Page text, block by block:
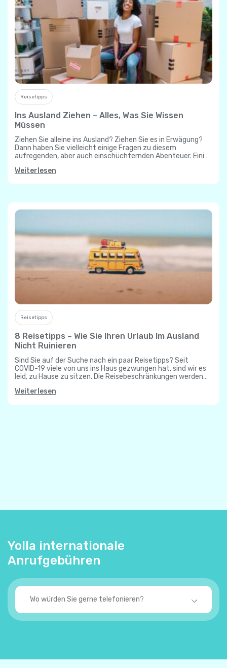
Reisetipps
Ins Ausland Ziehen – Alles, Was Sie Wissen
Müssen
Ziehen Sie alleine ins Ausland? Ziehen Sie es in Erwägung?
Dann haben Sie vielleicht einige Fragen zu diesem
aufregenden, aber auch einschüchternden Abenteuer. Einige
Weiterlesen
Reisetipps
8 Reisetipps – Wie Sie Ihren Urlaub Im Ausland
Nicht Ruinieren
Sind Sie auf der Suche nach ein paar Reisetipps? Seit
COVID-19 viele von uns ins Haus gezwungen hat, sind wir es
leid, zu Hause zu sitzen. Die Reisebeschränkungen werden
Weiterlesen
Yolla internationale
Anrufgebühren
Afghanistan +93 , ab:$0.199
Ägypten+20 , ab:$0.11
Algerien+213 , ab:$0.09